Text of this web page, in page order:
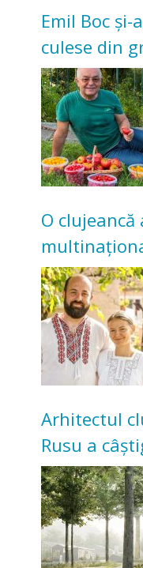
Emil Boc
culese din
nu poate
O
Acum
bunicilor
Arhitectul
Rusu a